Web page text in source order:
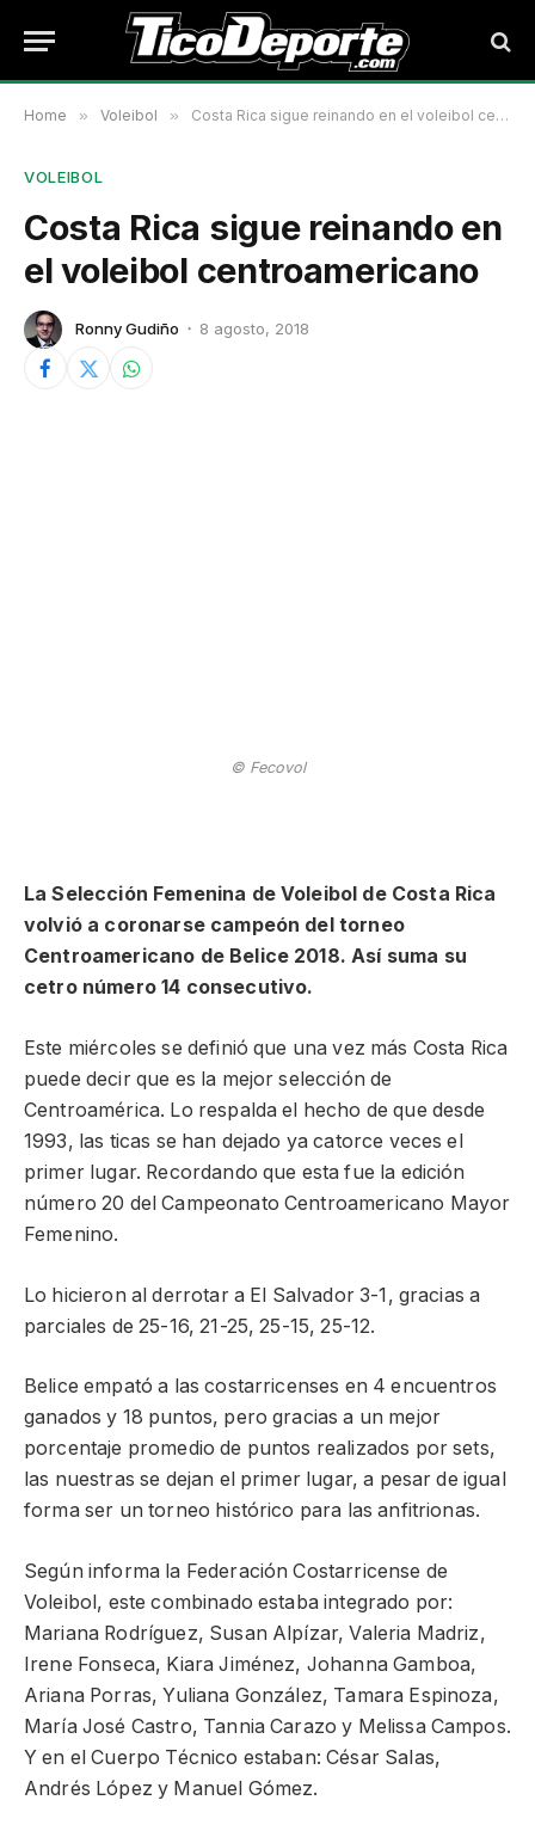
Home » Voleibol » Costa Rica sigue reinando en el voleibol centroamericano
VOLEIBOL
Costa Rica sigue reinando en
el voleibol centroamericano
Ronny Gudiño 8 agosto, 2018
© Fecovol
La Selección Femenina de Voleibol de Costa Rica
volvió a coronarse campeón del torneo
Centroamericano de Belice 2018. Así suma su
cetro número 14 consecutivo.
Este miércoles se definió que una vez más Costa Rica
puede decir que es la mejor selección de
Centroamérica. Lo respalda el hecho de que desde
1993, las ticas se han dejado ya catorce veces el
primer lugar. Recordando que esta fue la edición
número 20 del Campeonato Centroamericano Mayor
Femenino.
Lo hicieron al derrotar a El Salvador 3-1, gracias a
parciales de 25-16, 21-25, 25-15, 25-12.
Belice empató a las costarricenses en 4 encuentros
ganados y 18 puntos, pero gracias a un mejor
porcentaje promedio de puntos realizados por sets,
las nuestras se dejan el primer lugar, a pesar de igual
forma ser un torneo histórico para las anfitrionas.
Según informa la Federación Costarricense de
Voleibol, este combinado estaba integrado por:
Mariana Rodríguez, Susan Alpízar, Valeria Madriz,
Irene Fonseca, Kiara Jiménez, Johanna Gamboa,
Ariana Porras, Yuliana González, Tamara Espinoza,
María José Castro, Tannia Carazo y Melissa Campos.
Y en el Cuerpo Técnico estaban: César Salas,
Andrés López y Manuel Gómez.